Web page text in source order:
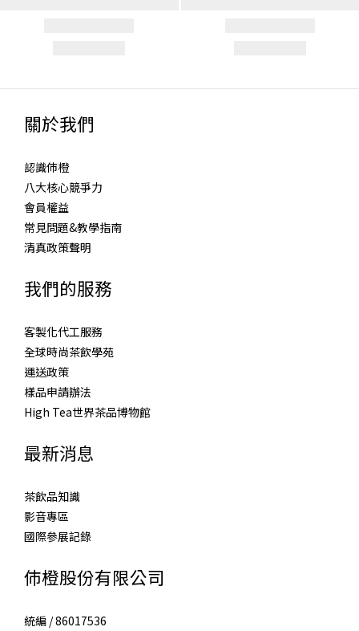
關於我們
認識伂橙
八大核心競爭力
會員權益
常見問題&教學指南
清真政策聲明
我們的服務
客製化代工服務
全球時尚茶飲學苑
運送政策
樣品申請辦法
High Tea世界茶品博物館
最新消息
茶飲品知識
影音專區
國際參展記錄
伂橙股份有限公司
統編 / 86017536